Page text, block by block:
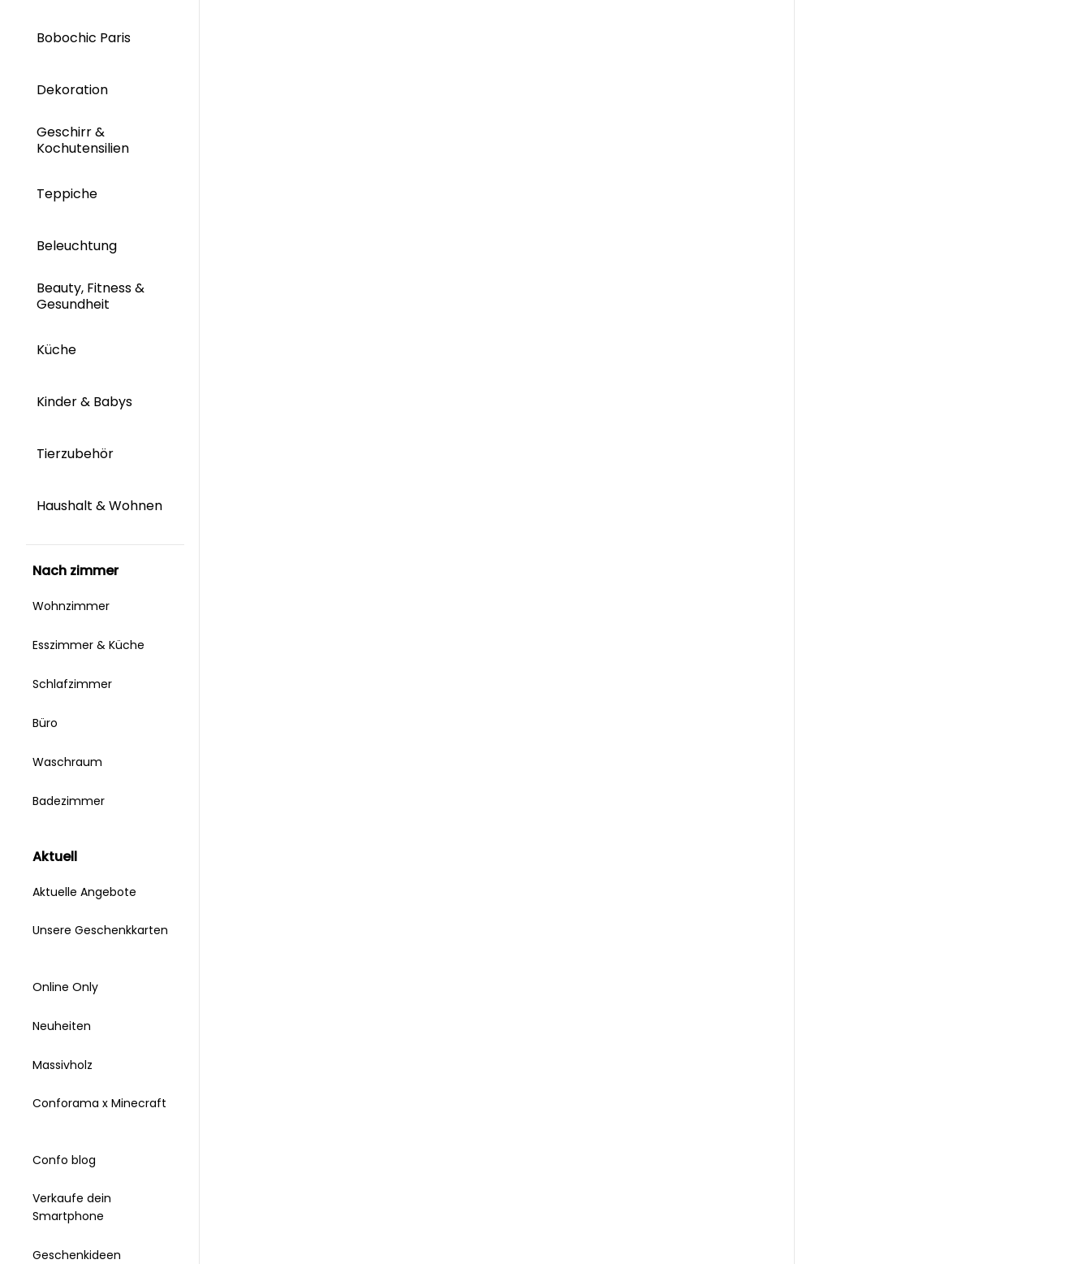
Bobochic Paris
Dekoration
Geschirr &
Kochutensilien
Teppiche
Beleuchtung
Beauty, Fitness &
Gesundheit
Küche
Kinder & Babys
Tierzubehör
Haushalt & Wohnen
nach zimmer
Wohnzimmer
Esszimmer & Küche
Schlafzimmer
Büro
Waschraum
Badezimmer
aktuell
Aktuelle Angebote
Unsere Geschenkkarten
Online Only
Neuheiten
Massivholz
Conforama x Minecraft
Confo blog
Verkaufe dein
Smartphone
Geschenkideen